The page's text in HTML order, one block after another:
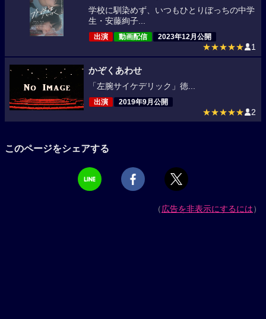
学校に馴染めず、いつもひとりぼっちの中学
生・安藤絢子...
出演 動画配信 2023年12月公開
★★★★★ 1
かぞくあわせ
「左腕サイケデリック」徳...
出演 2019年9月公開
★★★★★ 2
このページをシェアする
（広告を非表示にするには）